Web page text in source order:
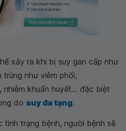
xảy ra khi bị suy gan cấp như
trùng như viêm phổi,
, nhiễm khuẩn huyết... đặc biệt
do suy đa tạng.
trạng bệnh, người bệnh sẽ